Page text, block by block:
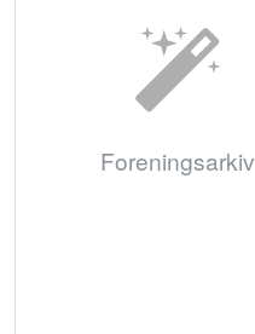
Foreningsarkiv